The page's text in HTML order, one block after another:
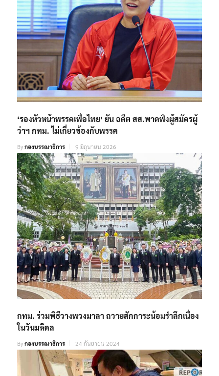
‘รองหัวหน้าพรรคเพื่อไทย’ ยัน อดีต สส.พาดพิงผู้สมัครผู้
ว่าฯ กทม. ไม่เกี่ยวข้องกับพรรค
Byกองบรรณาธิการ 9 มิถุนายน 2026
กทม. ร่วมพิธีวางพวงมาลา ถวายสักการะน้อมรำลึกเนื่อง
ในวันมหิดล
Byกองบรรณาธิการ 24 กันยายน 2024